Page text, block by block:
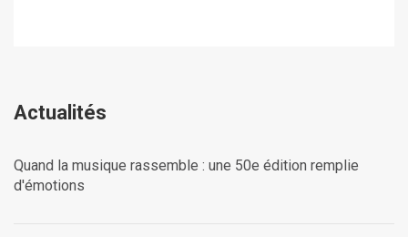
Actualités
Quand la musique rassemble : une 50e édition remplie
d'émotions